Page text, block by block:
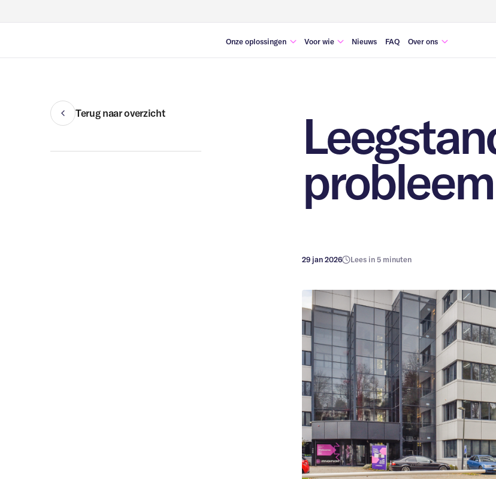
Onze oplossingen
Leegstandbeheer
Tijdelijke transformatie
Voor wie
Gemeente & overheden
Vastgoed ontwikkelaars
Woningcorporaties
Nieuws FAQ Over ons
Werken bij Monoma
Terug naar overzicht
29 jan 2026 Lees in 5 minuten